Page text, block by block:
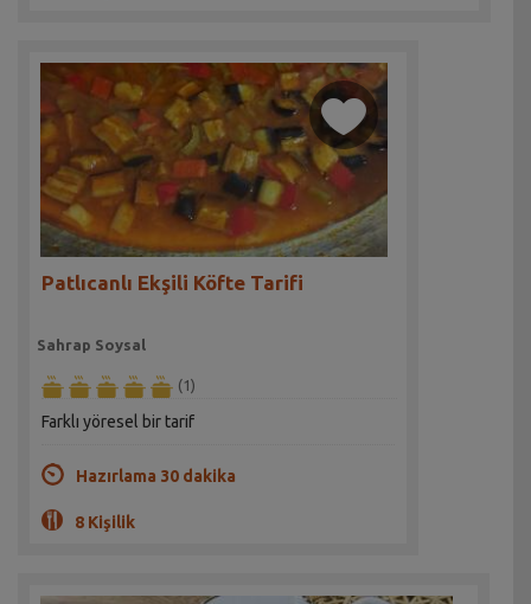
Patlıcanlı Ekşili Köfte Tarifi
Sahrap Soysal
(1)
Farklı yöresel bir tarif
Hazırlama 30 dakika
8 Kişilik